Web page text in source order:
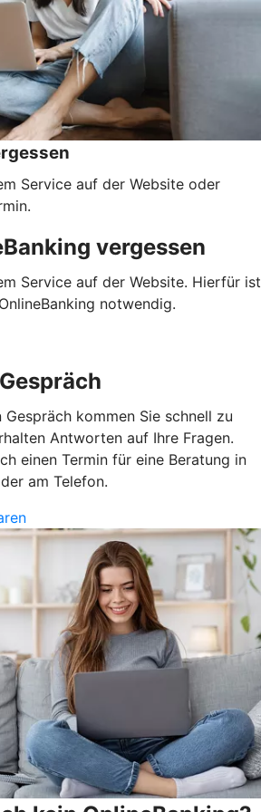
Service auf der Website oder
vergessen
Service auf der Website. Hierfür ist
notwendig.
kommen Sie schnell zu
Antworten auf Ihre Fragen.
einen Termin für eine Beratung in
am Telefon.